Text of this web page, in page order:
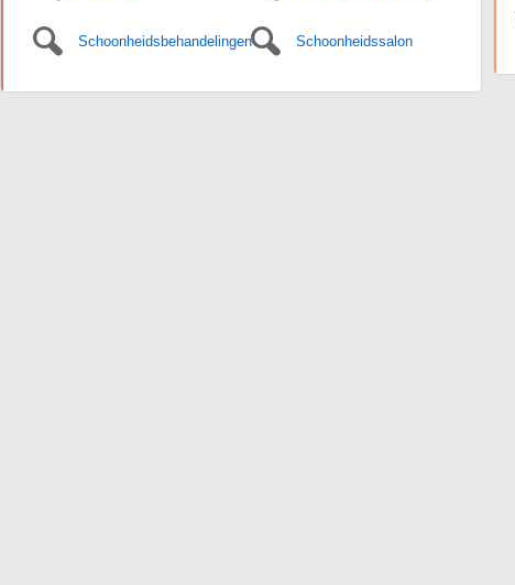
Schoonheidsbehandelingen Schoonheidssalon